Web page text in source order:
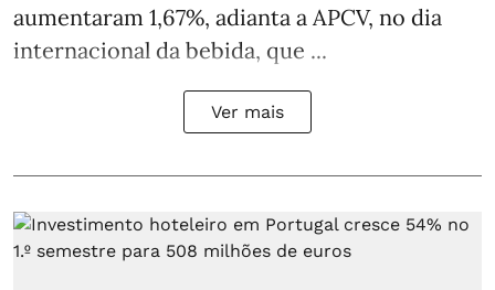
aumentaram 1,67%, adianta a APCV, no dia
internacional da bebida, que ...
Ver mais